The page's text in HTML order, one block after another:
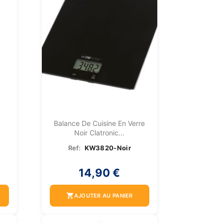
Balance De Cuisine En Verre
Noir Clatronic...
Ref: KW3820-Noir
14,90 €
shopping_cartAJOUTER AU PANIER